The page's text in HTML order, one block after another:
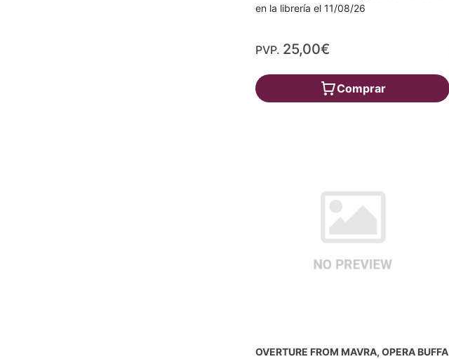
en la librería el 11/08/26
PVP. 25,00€
Comprar
OVERTURE FROM MAVRA, OPERA BUFFA